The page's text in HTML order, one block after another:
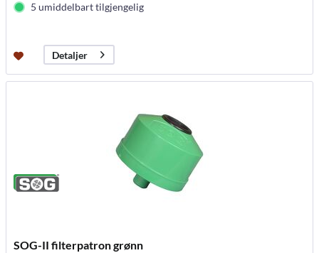
5 umiddelbart tilgjengelig
Detaljer
SOG-II filterpatron grønn